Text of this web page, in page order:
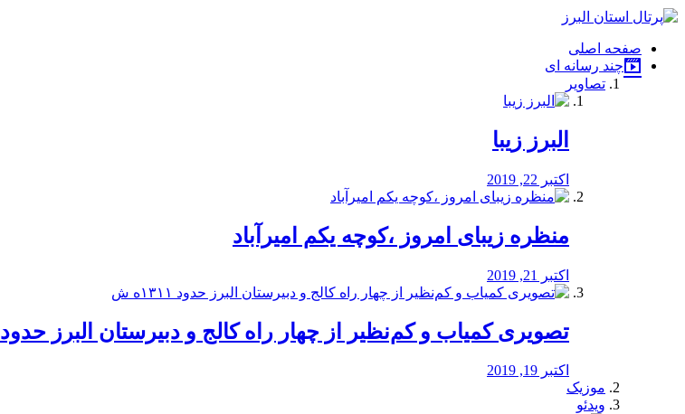
فصد
شرق
تهران
خشکشویی
صفحه اصلی
چند رسانه ای
تصاویر
البرز زیبا
اکتبر 22, 2019
منظره‌‌ زیبای امروز ،کوچه یکم امیرآباد
اکتبر 21, 2019
️تصویری کمیاب و کم‌نظیر از چهار راه كالج و دبيرستان البرز حدود ۱۳۱۱ه ش
اکتبر 19, 2019
موزیک
ویدئو